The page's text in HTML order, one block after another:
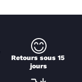
Retours sous 15
jours